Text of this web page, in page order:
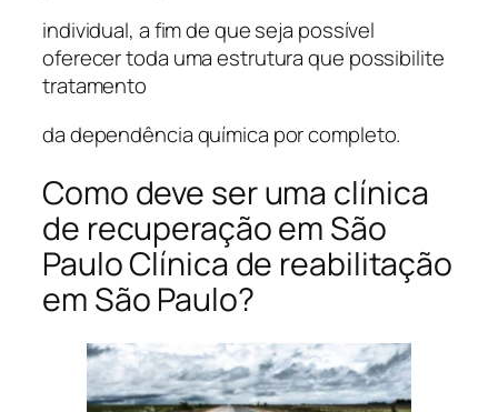
individual, a fim de que seja possível
oferecer toda uma estrutura que possibilite
tratamento
da dependência química por completo.
Como deve ser uma clínica
de recuperação em São
Paulo Clínica de reabilitação
em São Paulo?